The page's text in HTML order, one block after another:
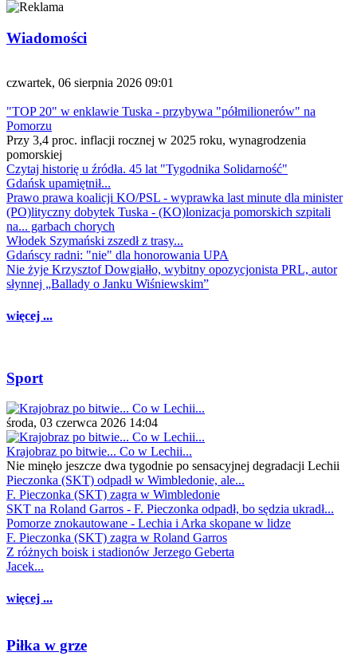
Wiadomości
czwartek, 06 sierpnia 2026 09:01
"TOP 20" w enklawie Tuska - przybywa "półmilionerów" na
Pomorzu
Przy 3,4 proc. inflacji rocznej w 2025 roku, wynagrodzenia
pomorskiej
Czytaj historię u źródła. 45 lat "Tygodnika Solidarność"
Gdańsk upamiętnił...
Prawo prawa koalicji KO/PSL - wyprawka last minute dla minister
(PO)lityczny dobytek Tuska - (KO)lonizacja pomorskich szpitali
na... garbach chorych
Włodek Szymański zszedł z trasy...
Gdańscy radni: "nie" dla honorowania UPA
Nie żyje Krzysztof Dowgiałło, wybitny opozycjonista PRL, autor
słynnej „Ballady o Janku Wiśniewskim”
więcej ...
Sport
środa, 03 czerwca 2026 14:04
Krajobraz po bitwie... Co w Lechii...
Nie minęło jeszcze dwa tygodnie po sensacyjnej degradacji Lechii
Pieczonka (SKT) odpadł w Wimbledonie, ale...
F. Pieczonka (SKT) zagra w Wimbledonie
SKT na Roland Garros - F. Pieczonka odpadł, bo sędzia ukradł...
Pomorze znokautowane - Lechia i Arka skopane w lidze
F. Pieczonka (SKT) zagra w Roland Garros
Z różnych boisk i stadionów Jerzego Geberta
Jacek...
więcej ...
Piłka w grze